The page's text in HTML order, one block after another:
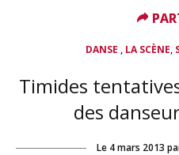
DANSE , LA SCÈNE,
Timides
des
Le 4 mars 2013